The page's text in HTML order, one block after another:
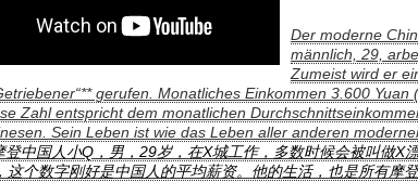
Der moderne
männlich, 29,
Zumeist wird er
gerufen. Monatliches Einkommen 3.600 Yuan
Zahl entspricht dem monatlichen
Sein Leben ist wie das Leben aller anderen
登中国人小Q，男，29岁，在X城工作，多数时候会被叫做X
这个数字刚好是中国人的平均薪资。他的生活，也是所有摩